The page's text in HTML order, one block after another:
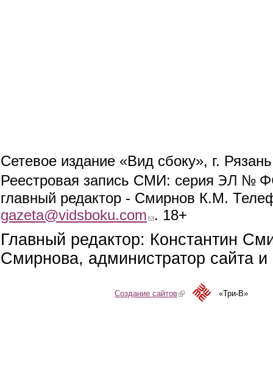
Сетевое издание «Вид сбоку», г.
Реестровая запись СМИ: серия ЭЛ №
главный редактор - Смирнов К.М.
gazeta@vidsboku.com (link sends e-mail)
. 18+
Главный редактор: Константин
Смирнова, администратор сайта
Создание сайтов(link is external)«Три-В»